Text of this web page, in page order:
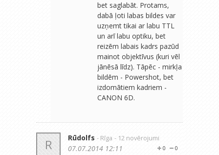
bet saglabāt. Protams,
dabā ļoti labas bildes var
uzņemt tikai ar labu TTL
un arī labu optiku, bet
reizēm labais kadrs pazūd
mainot objektīvus (kuri vēl
jānēsā līdz). Tāpēc - mirkļa
bildēm - Powershot, bet
izdomātiem kadriem -
CANON 6D.
R Rūdolfs - Rīga - 12 novērojumi
0
0
07.07.2014 12:11